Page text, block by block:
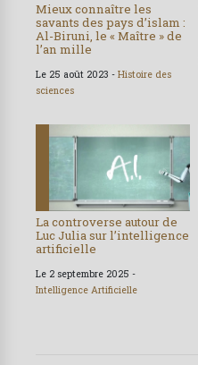
Mieux connaître les
savants des pays d’islam :
Al-Biruni, le « Maître » de
l’an mille
Le 25 août 2023 - Histoire des
sciences
La controverse autour de
Luc Julia sur l’intelligence
artificielle
Le 2 septembre 2025 -
Intelligence Artificielle